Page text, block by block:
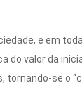
e em
do valor da
se o